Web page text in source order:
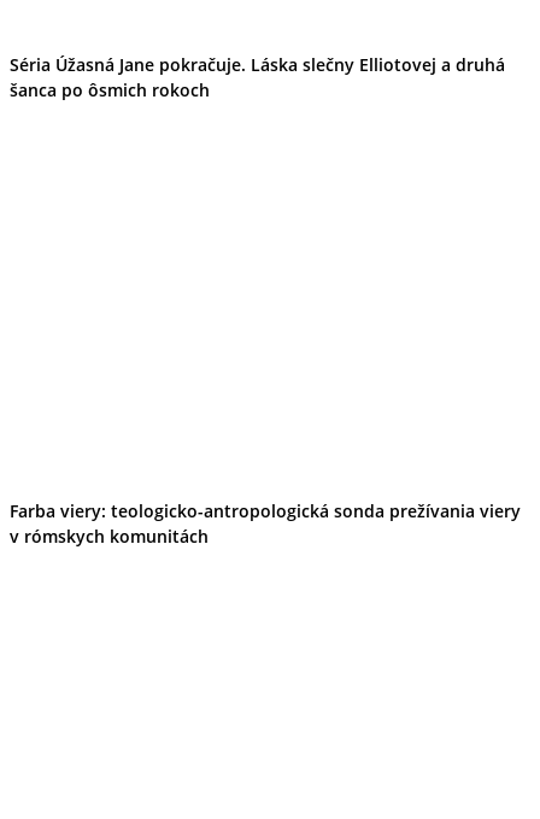
Divadlo
Folklór
Galéria
Folklór
Séria Úžasná Jane pokračuje. Láska slečny Elliotovej a druhá
šanca po ôsmich rokoch
Farba viery: teologicko-antropologická sonda prežívania viery
v rómskych komunitách